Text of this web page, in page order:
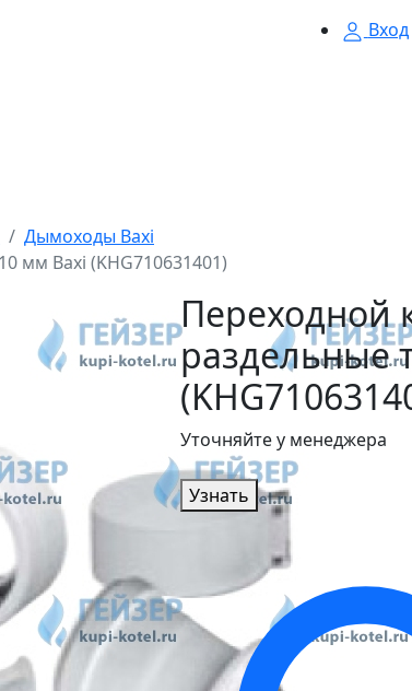
Вход
Дымоходы Baxi
мм Baxi (KHG710631401)
Переходной
раздельные
Уточняйте у менеджера
Узнать